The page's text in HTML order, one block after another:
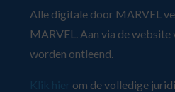
Alle digitale door MARVEL
MARVEL. Aan via de
worden ontleend.
om de volledige